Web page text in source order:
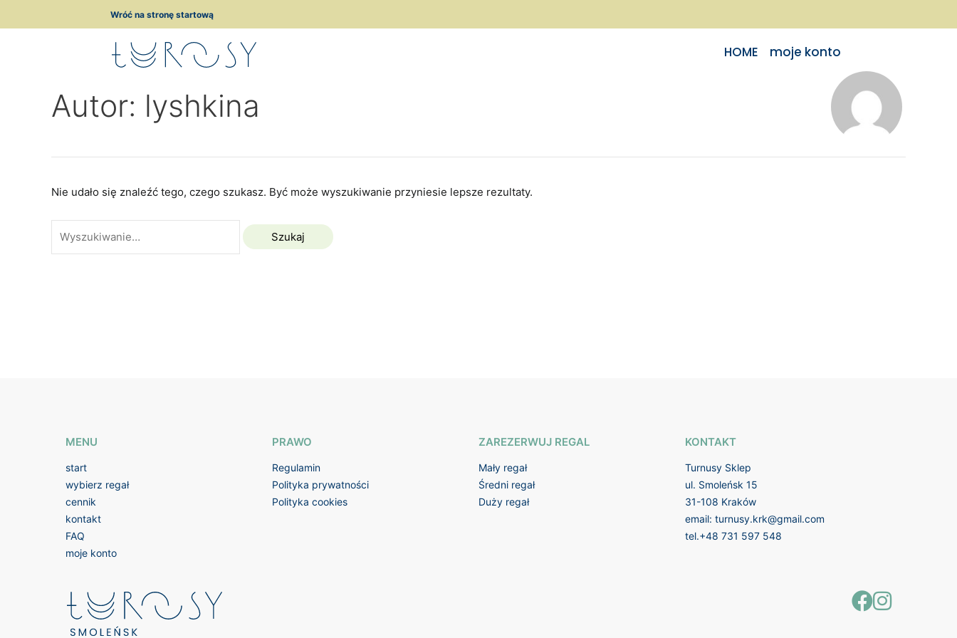
Wróć na stronę startową
HOME moje konto
Autor: lyshkina
Nie udało się znaleźć tego, czego szukasz. Być może wyszukiwanie przyniesie lepsze rezultaty.
MENU
start
wybierz regał
cennik
kontakt
FAQ
moje konto
PRAWO
Regulamin
Polityka prywatności
Polityka cookies
ZAREZERWUJ REGAL
Mały regał
Średni regał
Duży regał
KONTAKT
Turnusy Sklep
ul. Smoleńsk 15
31-108 Kraków
email: turnusy.krk@gmail.com
tel.+48 731 597 548